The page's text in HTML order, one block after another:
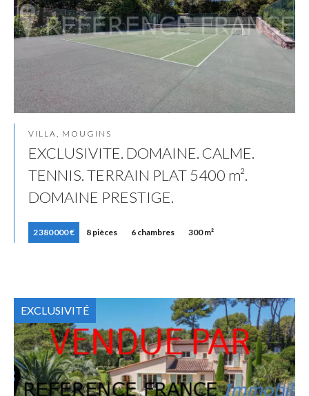
VILLA, MOUGINS
EXCLUSIVITE. DOMAINE. CALME.
TENNIS. TERRAIN PLAT 5400 m².
DOMAINE PRESTIGE.
2 380 000 € 8 pièces 6 chambres 300 m²
EXCLUSIVITÉ